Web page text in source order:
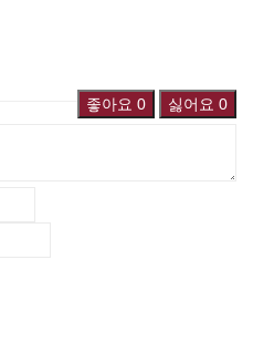
좋아요 0 싫어요 0